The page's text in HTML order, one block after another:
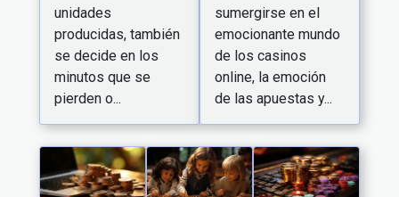
unidades
producidas, también
se decide en los
minutos que se
pierden o...
sumergirse en el
emocionante mundo
de los casinos
online, la emoción
de las apuestas y...